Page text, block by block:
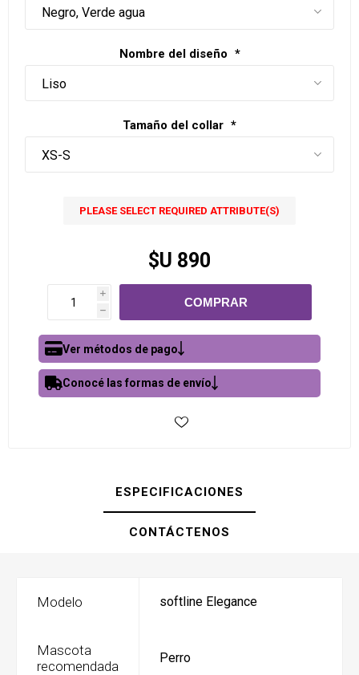
Nombre del diseño *
Tamaño del collar *
PLEASE SELECT REQUIRED ATTRIBUTE(S)
$U 890
i
h
Ver métodos de pago
Conocé las formas de envío
ESPECIFICACIONES
CONTÁCTENOS
Modelo softline Elegance
Mascota
recomendada
Perro